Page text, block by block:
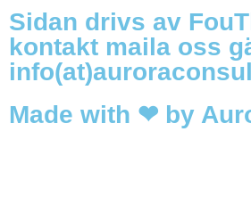
Sidan drivs av
kontakt maila oss
Made with ❤ by